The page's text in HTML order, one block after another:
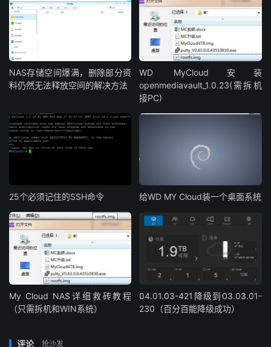
NAS存储空间爆满，删除部分资
料仍然无法释放空间的解决方法
WD MyCloud安装
openmediavault_1.0.23(需拆机
接PC)
25个必须记住的SSH命令 给WD MY Cloud装一个桌面系统
My Cloud NAS详细救砖教程
（只需拆机和WIN系统）
04.01.03-421降级到03.03.01-
230（百分百能降级成功）
评论 抢沙发